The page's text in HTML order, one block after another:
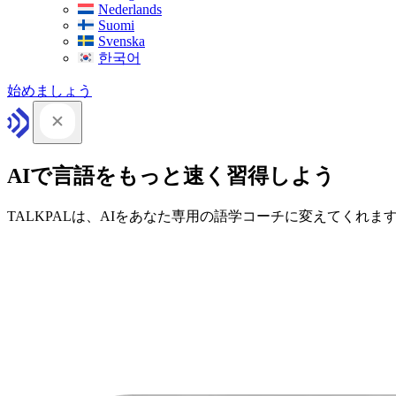
Nederlands
Suomi
Svenska
한국어
始めましょう
AIで言語をもっと速く習得しよう
TALKPALは、AIをあなた専用の語学コーチに変えてくれま